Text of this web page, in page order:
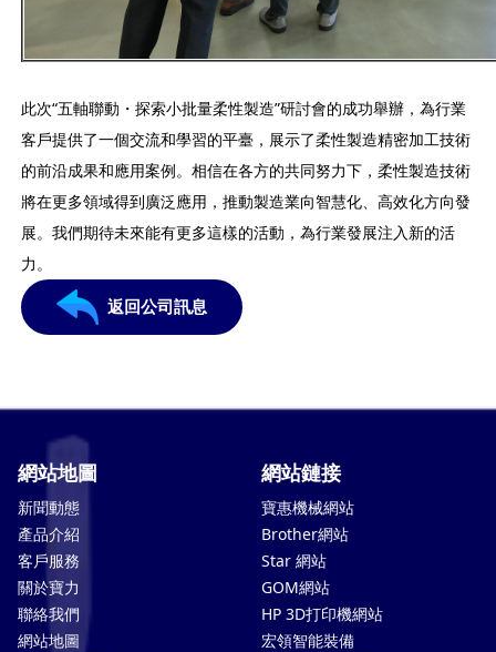
此次“五軸聯動・探索小批量柔性製造”研討會的成功舉辦，為行業
客戶提供了一個交流和學習的平臺，展示了柔性製造精密加工技術
的前沿成果和應用案例。相信在各方的共同努力下，柔性製造技術
將在更多領域得到廣泛應用，推動製造業向智慧化、高效化方向發
展。我們期待未來能有更多這樣的活動，為行業發展注入新的活
力。
返回公司訊息
網站地圖
新聞動態
產品介紹
客戶服務
關於寶力
聯絡我們
網站地圖
網站鏈接
寶惠機械網站
Brother網站
Star 網站
GOM網站
HP 3D打印機網站
宏領智能裝備